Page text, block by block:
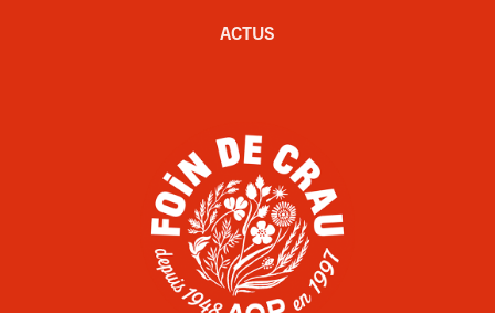
ACTUS